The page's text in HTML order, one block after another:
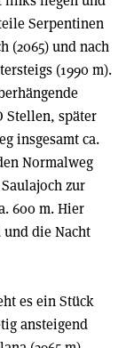
Serpentinen
(2065) und nach
(1990 m).
Stellen, später
insgesamt ca.
Normalweg
zur
600 m. Hier
die Nacht
es ein Stück
ansteigend